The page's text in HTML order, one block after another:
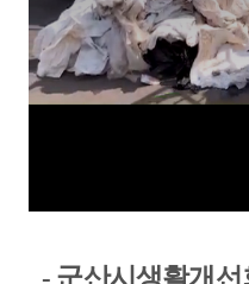
- 군산시생활개선